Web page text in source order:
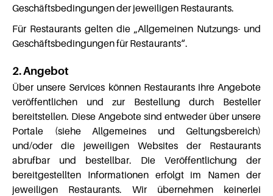
Geschäftsbedingungen der jeweiligen Restaurants.
Für Restaurants gelten die „Allgemeinen Nutzungs- und
Geschäftsbedingungen für Restaurants“.
2. Angebot
Über unsere Services können Restaurants ihre Angebote
veröffentlichen und zur Bestellung durch Besteller
bereitstellen. Diese Angebote sind entweder über unsere
Portale (siehe Allgemeines und Geltungsbereich)
und/oder die jeweiligen Websites der Restaurants
abrufbar und bestellbar. Die Veröffentlichung der
bereitgestellten Informationen erfolgt im Namen der
jeweiligen Restaurants. Wir übernehmen keinerlei